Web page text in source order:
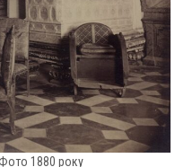
1880 року